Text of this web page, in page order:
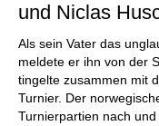
und Niclas
Als sein Vater das
meldete er ihn von der
tingelte zusammen mit
Turnier. Der
Turnierpartien nach